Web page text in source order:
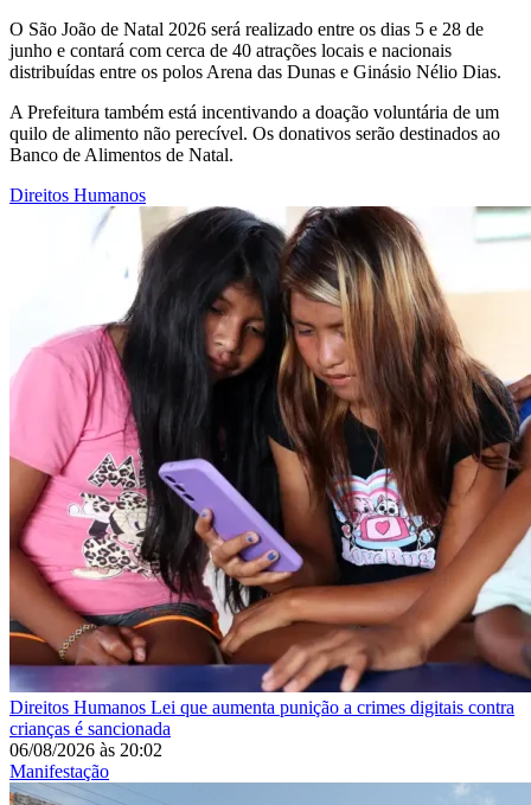
O São João de Natal 2026 será realizado entre os dias 5 e 28 de
junho e contará com cerca de 40 atrações locais e nacionais
distribuídas entre os polos Arena das Dunas e Ginásio Nélio Dias.
A Prefeitura também está incentivando a doação voluntária de um
quilo de alimento não perecível. Os donativos serão destinados ao
Banco de Alimentos de Natal.
Direitos Humanos
Direitos Humanos Lei que aumenta punição a crimes digitais contra
crianças é sancionada
06/08/2026 às 20:02
Manifestação